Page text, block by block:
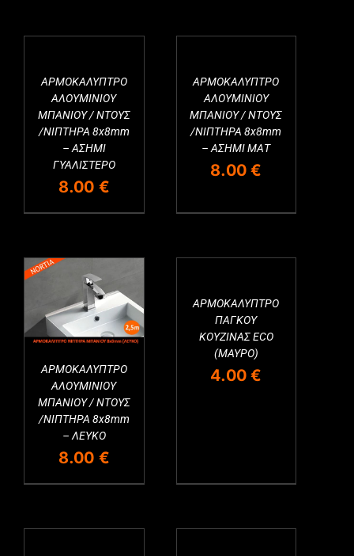
ΑΡΜΟΚΑΛΥΠΤΡΟ
ΑΛΟΥΜΙΝΙΟΥ
ΜΠΑΝΙΟΥ / ΝΤΟΥΣ
/ΝΙΠΤΗΡΑ 8x8mm
– ΑΣΗΜΙ
ΓΥΑΛΙΣΤΕΡΟ
8.00 €
ΑΡΜΟΚΑΛΥΠΤΡΟ
ΑΛΟΥΜΙΝΙΟΥ
ΜΠΑΝΙΟΥ / ΝΤΟΥΣ
/ΝΙΠΤΗΡΑ 8x8mm
– ΑΣΗΜΙ ΜΑΤ
8.00€
ΑΡΜΟΚΑΛΥΠΤΡΟ
ΑΛΟΥΜΙΝΙΟΥ
ΜΠΑΝΙΟΥ / ΝΤΟΥΣ
/ΝΙΠΤΗΡΑ 8x8mm
– ΛΕΥΚΟ
8.00 €
ΑΡΜΟΚΑΛΥΠΤΡΟ
ΠΑΓΚΟΥ
ΚΟΥΖΙΝΑΣ ECO
(ΜΑΥΡΟ)
4.00€